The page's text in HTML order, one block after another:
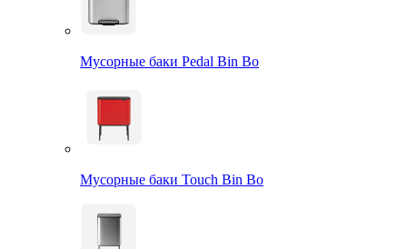
Мусорные баки Pedal Bin Bo
Мусорные баки Touch Bin Bo